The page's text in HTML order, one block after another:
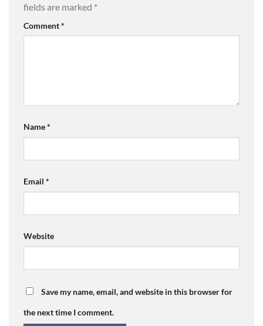
fields are marked *
Comment*
Name*
Email *
Website
Save my name, email, and website in this browser for
the next time I comment.